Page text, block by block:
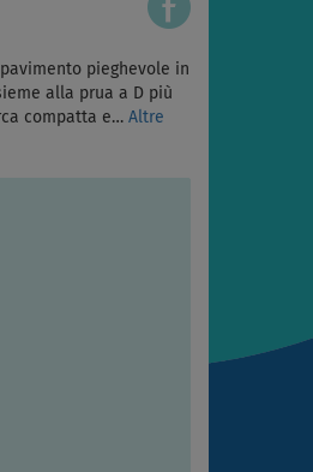
pieghevole in
alla prua a D più
compatta e… Altre